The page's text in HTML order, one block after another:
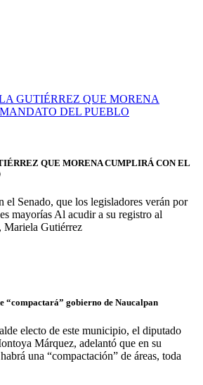
QUE MORENA CUMPLIRÁ CON EL
el Senado, que los legisladores verán por
mayorías Al acudir a su registro al
Mariela Gutiérrez
“compactará” gobierno de Naucalpan
electo de este municipio, el diputado
Márquez, adelantó que en su
una “compactación” de áreas, toda